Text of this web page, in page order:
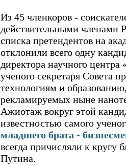
Из 45 членкоров -
действительными членами
списка претендентов на
отклонили всего одну
директора научного центра
ученого секретаря Совета
технологиям и
рекламируемых ныне
Ажиотаж вокруг этой
известностью самого
младшего брата -
всегда причисляли к кругу
Путина.